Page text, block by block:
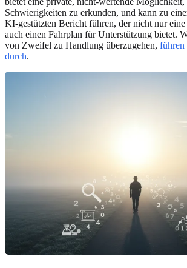
Schwierigkeiten zu erkunden, und kann zu
KI-gestützten Bericht führen, der nicht nur
auch einen Fahrplan für Unterstützung bietet.
von Zweifel zu Handlung überzugehen, führen
durch.